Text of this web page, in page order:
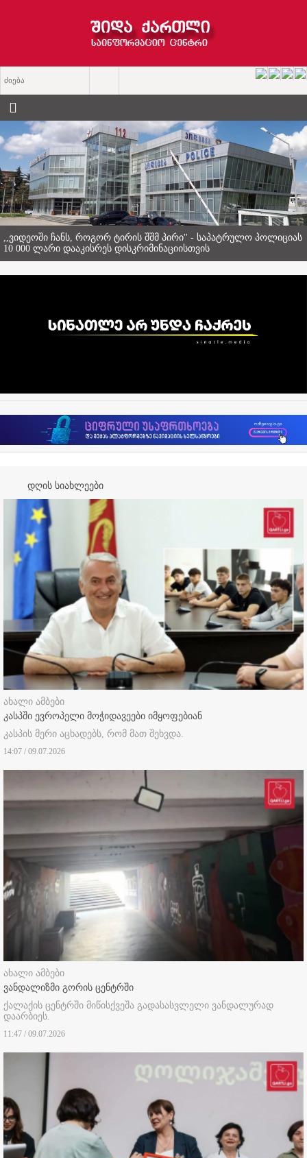
ქარელში ყოფილ სამშობიარო სახლში დედათა მონასტერი
გაიხსნა
დღის სიახლეები
ახალი ამბები
კასპში ევროპელი მოჭიდავეები იმყოფებიან
კასპის მერი აცხადებს, რომ მათ შეხვდა.
14:07 / 09.07.2026
ახალი ამბები
ვანდალიზმი გორის ცენტრში
ქალაქის ცენტრში მიწისქვეშა გადასასვლელი ვანდალურად
დაარბიეს.
11:47 / 09.07.2026